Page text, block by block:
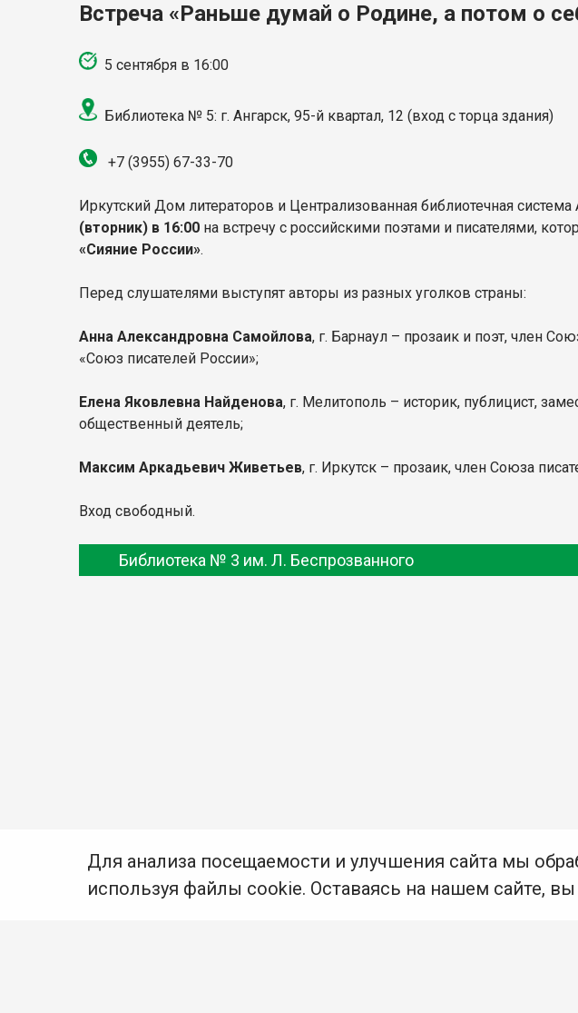
Встреча «Раньше думай о Родине, а потом о
5 сентября в 16:00
Библиотека № 5: г. Ангарск, 95-й квартал, 12 (вход с торца здания)
+7 (3955) 67-33-70
Иркутский Дом литераторов и Централизованная библиотечная
(вторник) в 16:00 на встречу с российскими поэтами и писателями,
«Сияние России».
Перед слушателями выступят авторы из разных уголков страны:
Анна Александровна Самойлова, г. Барнаул – прозаик и поэт, член
«Союз писателей России»;
Елена Яковлевна Найденова, г. Мелитополь – историк, публицист,
общественный деятель;
Максим Аркадьевич Живетьев, г. Иркутск – прозаик, член Союза
Вход свободный.
Библиотека № 3 им. Л. Беспрозванного
Для анализа посещаемости и улучшения сайта мы
используя файлы cookie. Оставаясь на нашем сайте, вы